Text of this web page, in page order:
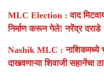
MLC Election : वाद
निर्माण करून गेले! नरेंद्र
Nashik MLC : नाशिकमध्ये
दाखवणाऱ्या शिवाजी सहानेंचा